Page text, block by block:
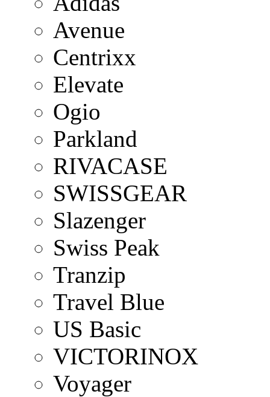
Avenue
Centrixx
Elevate
Ogio
Parkland
RIVACASE
SWISSGEAR
Slazenger
Swiss Peak
Tranzip
Travel Blue
US Basic
VICTORINOX
Voyager